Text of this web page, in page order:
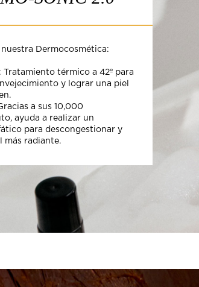
nuestra Dermocosmética:
Tratamiento térmico a 42º para
y lograr una piel
a sus 10,000
ayuda a realizar un
para descongestionar y
más radiante.